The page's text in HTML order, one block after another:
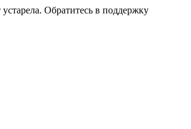
Обратитесь в поддержку